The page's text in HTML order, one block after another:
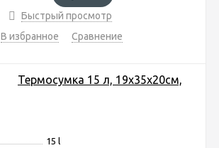
Быстрый просмотр
В избранное
Сравнение
Термосумка 15 л, 19х35х20см,
15 l